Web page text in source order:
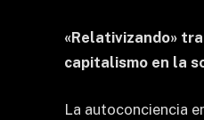
«Relativizando»
capitalismo en la
La autoconciencia